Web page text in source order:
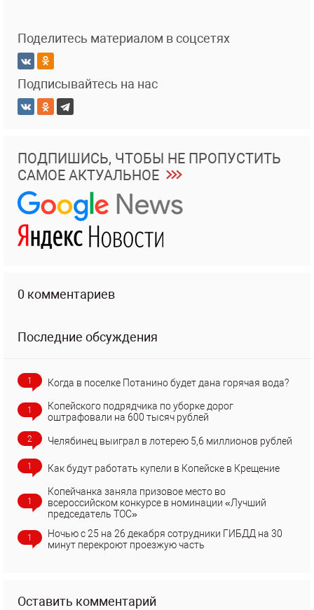
Поделитесь материалом в соцсетях
Подписывайтесь на нас
ПОДПИШИСЬ, ЧТОБЫ НЕ ПРОПУСТИТЬ
САМОЕ АКТУАЛЬНОЕ
0 комментариев
Последние обсуждения
1 Когда в поселке Потанино будет дана горячая вода?
1
Копейского подрядчика по уборке дорог
оштрафовали на 600 тысяч рублей
2 Челябинец выиграл в лотерею 5,6 миллионов рублей
1 Как будут работать купели в Копейске в Крещение
1
Копейчанка заняла призовое место во
всероссийском конкурсе в номинации «Лучший
председатель ТОС»
1
Ночью с 25 на 26 декабря сотрудники ГИБДД на 30
минут перекроют проезжую часть
Оставить комментарий